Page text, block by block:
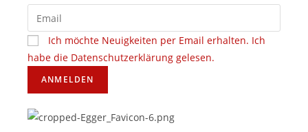
Ich möchte Neuigkeiten per Email erhalten. Ich
habe die Datenschutzerklärung gelesen.